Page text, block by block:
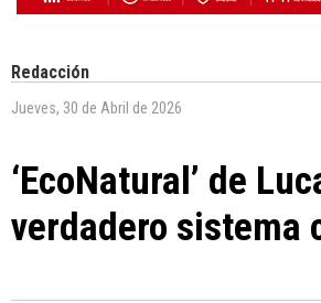
Redacción
Jueves, 30 de Abril de 2026
‘EcoNatural’ de
verdadero sistema